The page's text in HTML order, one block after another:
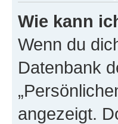
Wie kann
Wenn du
Datenbank
angezeigt.